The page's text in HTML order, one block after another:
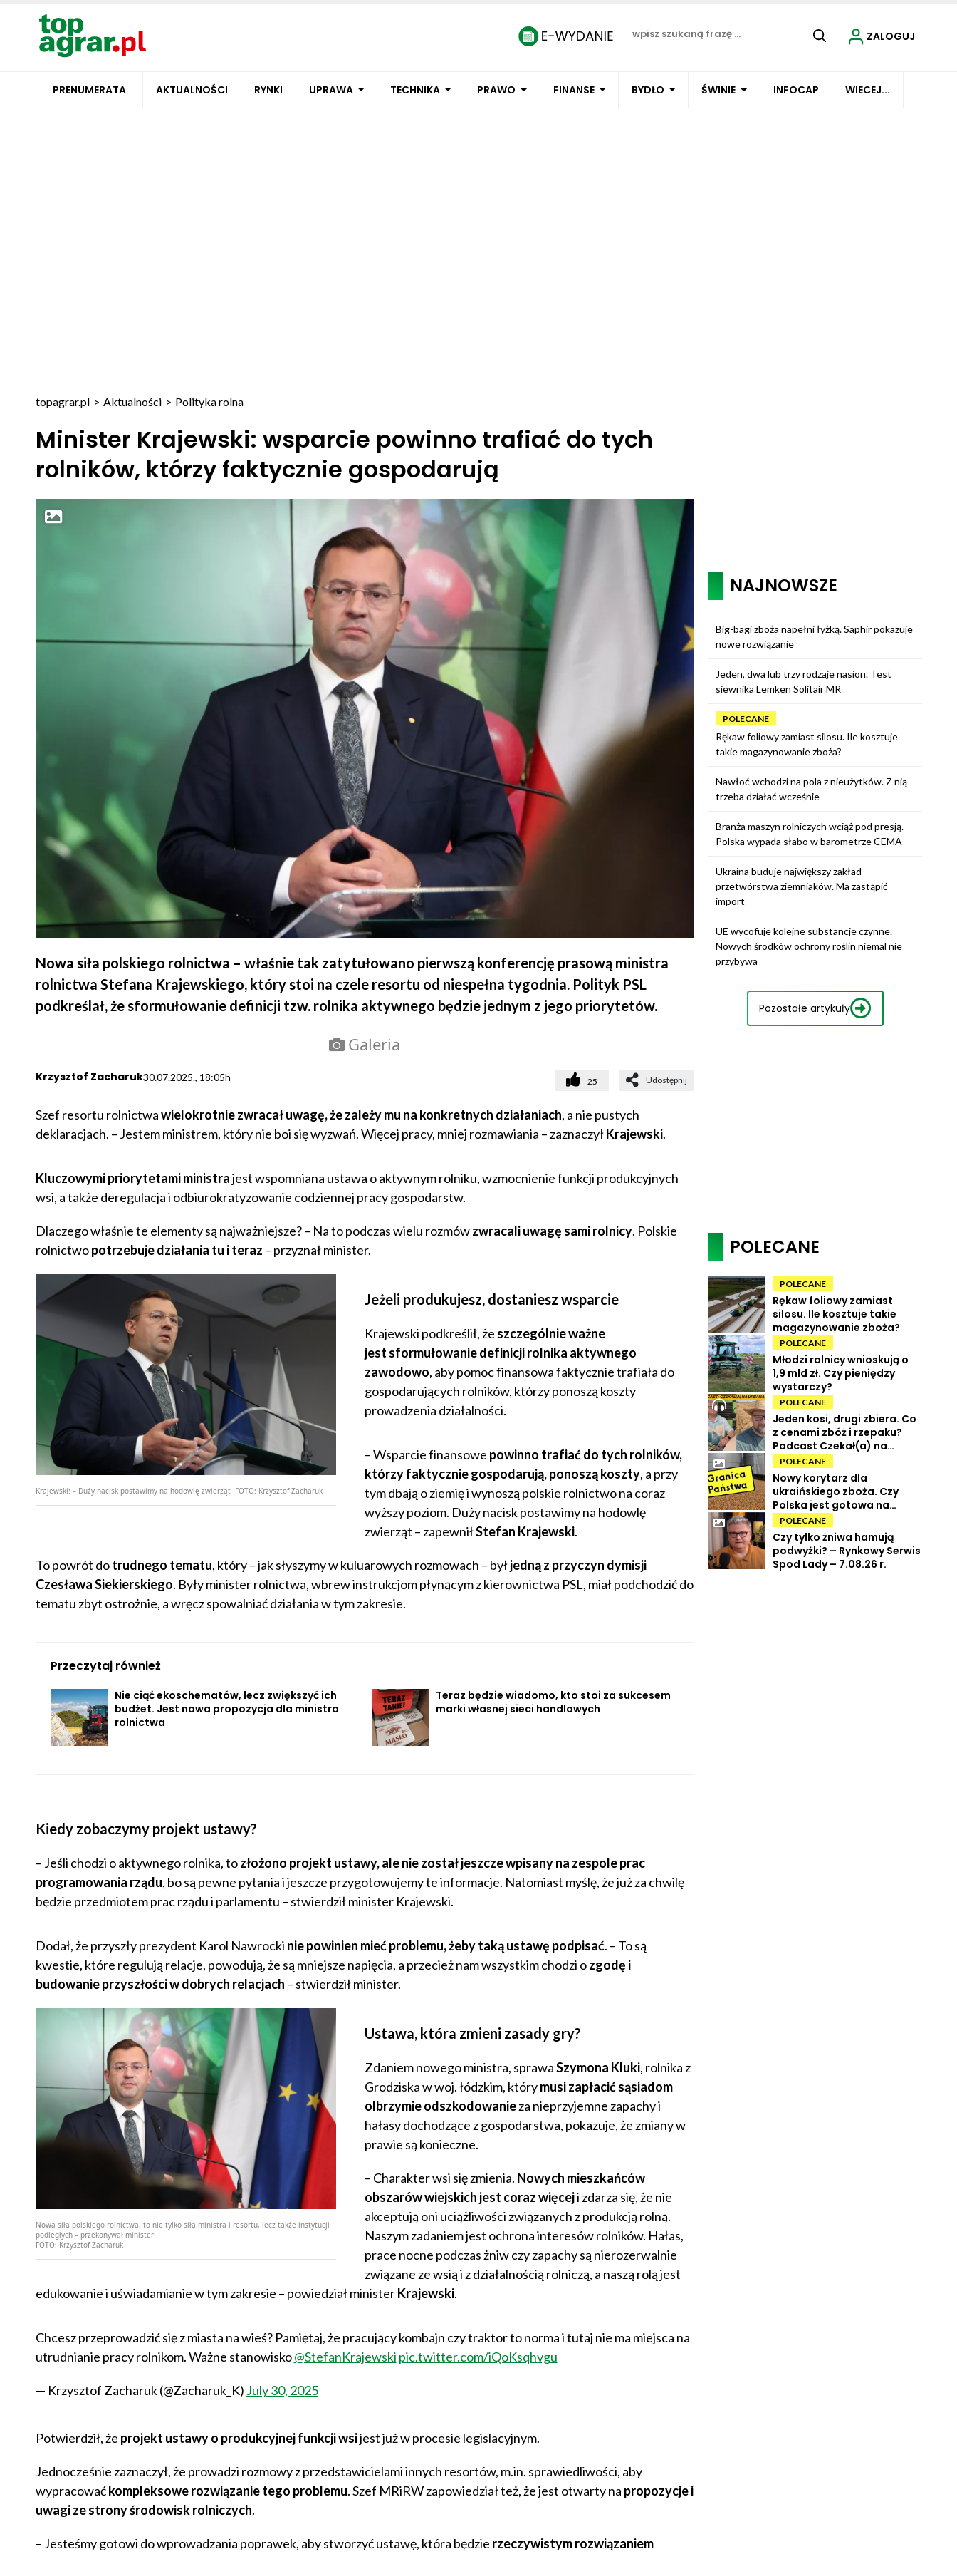
PRENUMERATA AKTUALNOŚCI RYNKI UPRAWA TECHNIKA PRAWO FINANSE BYDŁO ŚWINIE INFOCAP WIECEJ...
ZALOGUJ
topagrar.pl > Aktualności > Polityka rolna
Minister Krajewski: wsparcie powinno trafiać do tych
rolników, którzy faktycznie gospodarują
Nowa siła polskiego rolnictwa – właśnie tak zatytułowano pierwszą konferencję prasową ministra
rolnictwa Stefana Krajewskiego, który stoi na czele resortu od niespełna tygodnia. Polityk PSL
podkreślał, że sformułowanie definicji tzw. rolnika aktywnego będzie jednym z jego priorytetów.
Galeria
Krzysztof Zacharuk30.07.2025., 18:05h 25 Udostępnij
Szef resortu rolnictwawielokrotnie zwracał uwagę, że zależy mu na konkretnych działaniach, a nie pustych
deklaracjach. – Jestem ministrem, który nie boi się wyzwań. Więcej pracy, mniej rozmawiania – zaznaczyłKrajewski.
Kluczowymi priorytetami ministrajest wspomniana ustawa o aktywnym rolniku, wzmocnienie funkcji produkcyjnych
wsi, a także deregulacja i odbiurokratyzowanie codziennej pracy gospodarstw.
Dlaczego właśnie te elementy są najważniejsze? – Na to podczas wielu rozmówzwracali uwagę sami rolnicy. Polskie
rolnictwopotrzebuje działania tu i teraz – przyznał minister.
Krajewski: – Duży nacisk postawimy na hodowlę zwierząt FOTO: Krzysztof Zacharuk
Jeżeli produkujesz, dostaniesz wsparcie
Krajewski podkreślił, że szczególnie ważne
jest sformułowanie definicji rolnika aktywnego
zawodowo, aby pomoc finansowa faktycznie trafiała do
gospodarujących rolników, którzy ponoszą koszty
prowadzenia działalności.
– Wsparcie finansowe powinno trafiać do tych rolników,
którzy faktycznie gospodarują, ponoszą koszty, a przy
tym dbają o ziemię i wynoszą polskie rolnictwo na coraz
wyższy poziom. Duży nacisk postawimy na hodowlę
zwierząt – zapewniłStefan Krajewski.
To powrót dotrudnego tematu, który – jak słyszymy w kuluarowych rozmowach – byłjedną z przyczyn dymisji
Czesława Siekierskiego. Były minister rolnictwa, wbrew instrukcjom płynącym z kierownictwa PSL, miał podchodzić do
tematu zbyt ostrożnie, a wręcz spowalniać działania w tym zakresie.
Przeczytaj również
Nie ciąć ekoschematów, lecz zwiększyć ich
budżet. Jest nowa propozycja dla ministra
rolnictwa
Teraz będzie wiadomo, kto stoi za sukcesem
marki własnej sieci handlowych
Kiedy zobaczymy projekt ustawy?
– Jeśli chodzi o aktywnego rolnika, tozłożono projekt ustawy, ale nie został jeszcze wpisany na zespole prac
programowania rządu, bo są pewne pytania i jeszcze przygotowujemy te informacje. Natomiast myślę, że już za chwilę
będzie przedmiotem prac rządu i parlamentu – stwierdził minister Krajewski.
Dodał, że przyszły prezydent Karol Nawrocki nie powinien mieć problemu, żeby taką ustawę podpisać. – To są
kwestie, które regulują relacje, powodują, że są mniejsze napięcia, a przecież nam wszystkim chodzi ozgodę i
budowanie przyszłości w dobrych relacjach – stwierdził minister.
Nowa siła polskiego rolnictwa, to nie tylko siła ministra i resortu, lecz także instytucji
podległych –​ przekonywał minister
FOTO: Krzysztof Zacharuk
Ustawa, która zmieni zasady gry?
Zdaniem nowego ministra, sprawaSzymona Kluki, rolnika z
Grodziska w woj. łódzkim, którymusi zapłacić sąsiadom
olbrzymie odszkodowanieza nieprzyjemne zapachy i
hałasy dochodzące z gospodarstwa, pokazuje, że zmiany w
prawie są konieczne.
– Charakter wsi się zmienia. Nowych mieszkańców
obszarów wiejskich jest coraz więceji zdarza się, że nie
akceptują oni uciążliwości związanych z produkcją rolną.
Naszym zadaniem jest ochrona interesów rolników. Hałas,
prace nocne podczas żniw czy zapachy są nierozerwalnie
związane ze wsią i z działalnością rolniczą, a naszą rolą jest
edukowanie i uświadamianie w tym zakresie – powiedział ministerKrajewski.
Chcesz przeprowadzić się z miasta na wieś? Pamiętaj, że pracujący kombajn czy traktor to norma i tutaj nie ma miejsca na
utrudnianie pracy rolnikom. Ważne stanowisko@StefanKrajewski pic.twitter.com/iQoKsqhvgu
— Krzysztof Zacharuk (@Zacharuk_K) July 30, 2025
Potwierdził, że projekt ustawy o produkcyjnej funkcji wsijest już w procesie legislacyjnym.
Jednocześnie zaznaczył, że prowadzi rozmowy z przedstawicielami innych resortów, m.in. sprawiedliwości, aby
wypracowaćkompleksowe rozwiązanie tego problemu. Szef MRiRW zapowiedział też, że jest otwarty na propozycje i
uwagi ze strony środowisk rolniczych.
– Jesteśmy gotowi do wprowadzania poprawek, aby stworzyć ustawę, która będzie rzeczywistym rozwiązaniem
NAJNOWSZE
Big-bagi zboża napełni łyżką. Saphir pokazuje
nowe rozwiązanie
Jeden, dwa lub trzy rodzaje nasion. Test
siewnika Lemken Solitair MR
POLECANE
Rękaw foliowy zamiast silosu. Ile kosztuje
takie magazynowanie zboża?
Nawłoć wchodzi na pola z nieużytków. Z nią
trzeba działać wcześnie
Branża maszyn rolniczych wciąż pod presją.
Polska wypada słabo w barometrze CEMA
Ukraina buduje największy zakład
przetwórstwa ziemniaków. Ma zastąpić
import
UE wycofuje kolejne substancje czynne.
Nowych środków ochrony roślin niemal nie
przybywa
Pozostałe artykuły
POLECANE
POLECANE
Rękaw foliowy zamiast
silosu. Ile kosztuje takie
magazynowanie zboża?
POLECANE
Młodzi rolnicy wnioskują o
1,9 mld zł. Czy pieniędzy
wystarczy?
POLECANE
Jeden kosi, drugi zbiera. Co
z cenami zbóż i rzepaku?
Podcast Czekał(a) na
Urbana odc. 73
POLECANE
Nowy korytarz dla
ukraińskiego zboża. Czy
Polska jest gotowa na
powrót tranzytu?
POLECANE
Czy tylko żniwa hamują
podwyżki? – Rynkowy Serwis
Spod Lady – 7.08.26 r.